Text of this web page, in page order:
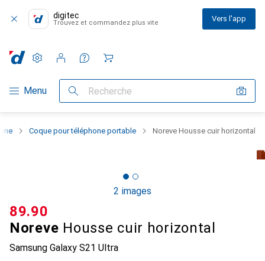
digitec
Trouvez et commandez plus vite Vers l'app
Navigation par catégorie
Menu Recherche
Paramètres
Compte client
Listes de comparaison
Listes d'envies
Panier
Coque pour téléphone portable Noreve Housse cuir horizontal
2 images
Noreve Housse cuir horizontal
Samsung Galaxy S21 Ultra
CHF
89.90